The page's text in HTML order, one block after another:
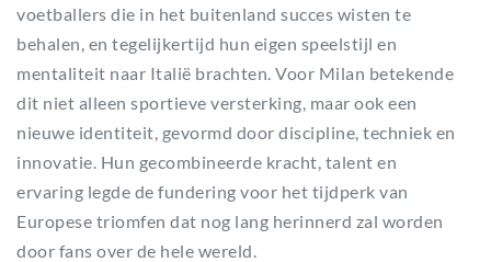
voetballers die in het buitenland succes wisten te
behalen, en tegelijkertijd hun eigen speelstijl en
mentaliteit naar Italië brachten. Voor Milan betekende
dit niet alleen sportieve versterking, maar ook een
nieuwe identiteit, gevormd door discipline, techniek en
innovatie. Hun gecombineerde kracht, talent en
ervaring legde de fundering voor het tijdperk van
Europese triomfen dat nog lang herinnerd zal worden
door fans over de hele wereld.